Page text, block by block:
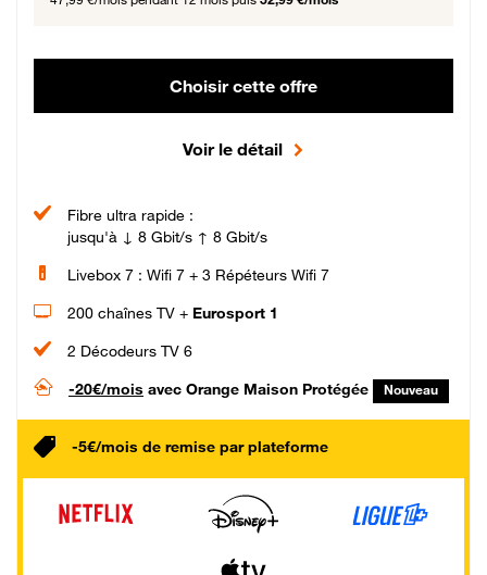
Choisir cette offre
Voir le détail
Fibre ultra rapide :
jusqu'à ↓ 8 Gbit/s ↑ 8 Gbit/s
Livebox 7 : Wifi 7 + 3 Répéteurs Wifi 7
200 chaînes TV + Eurosport 1
2 Décodeurs TV 6
-20€/mois avec Orange Maison Protégée Nouveau
-5€/mois de remise par plateforme